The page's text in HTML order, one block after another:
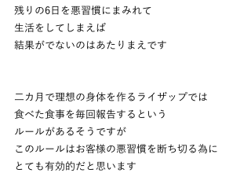
残りの6日を悪習慣にまみれて
生活をしてしまえば
結果がでないのはあたりまえです
二カ月で理想の身体を作るライザップでは
食べた食事を毎回報告するという
ルールがあるそうですが
このルールはお客様の悪習慣を断ち切る為に
とても有効的だと思います